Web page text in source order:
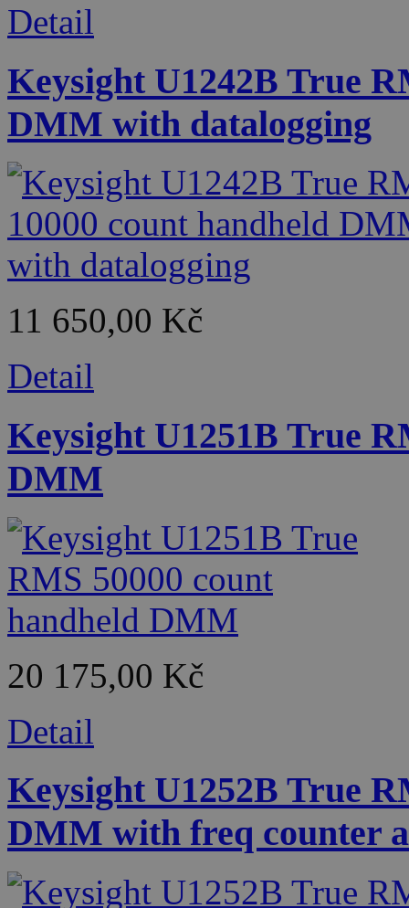
Detail
Keysight U1242B True
DMM with datalogging
11 650,00 Kč
Detail
Keysight U1251B True
DMM
20 175,00 Kč
Detail
Keysight U1252B True
DMM with freq counter